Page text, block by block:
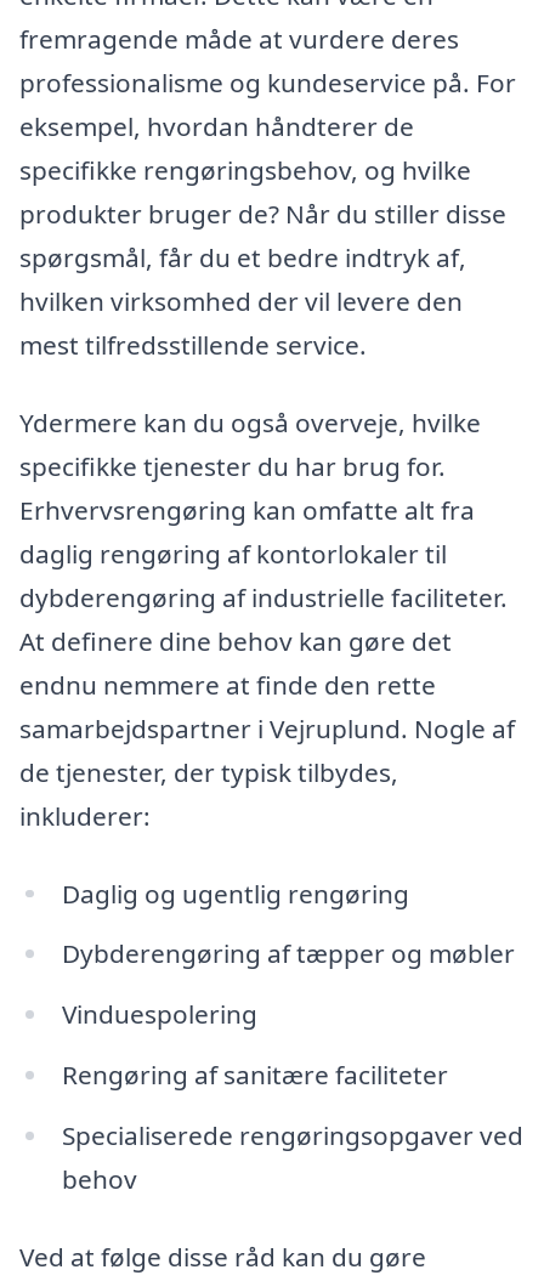
fremragende måde at vurdere deres
professionalisme og kundeservice på. For
eksempel, hvordan håndterer de
specifikke rengøringsbehov, og hvilke
produkter bruger de? Når du stiller disse
spørgsmål, får du et bedre indtryk af,
hvilken virksomhed der vil levere den
mest tilfredsstillende service.
Ydermere kan du også overveje, hvilke
specifikke tjenester du har brug for.
Erhvervsrengøring kan omfatte alt fra
daglig rengøring af kontorlokaler til
dybderengøring af industrielle faciliteter.
At definere dine behov kan gøre det
endnu nemmere at finde den rette
samarbejdspartner i Vejruplund. Nogle af
de tjenester, der typisk tilbydes,
inkluderer:
Daglig og ugentlig rengøring
Dybderengøring af tæpper og møbler
Vinduespolering
Rengøring af sanitære faciliteter
Specialiserede rengøringsopgaver ved
behov
Ved at følge disse råd kan du gøre